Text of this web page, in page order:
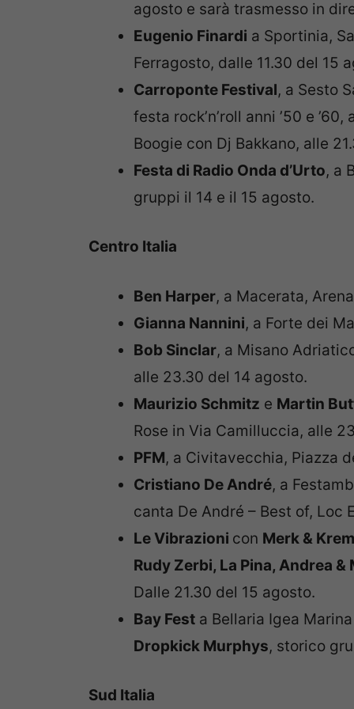
agosto e sarà trasmesso in
Eugenio Finardi a Sportinia,
Ferragosto, dalle 11.30 del 15
Carroponte Festival, a Sesto
festa rock’n’roll anni ’50 e
Boogie con Dj Bakkano, alle
Festa di Radio Onda d’Urto, a
gruppi il 14 e il 15 agosto.
Centro Italia
Ben Harper, a Macerata,
Gianna Nannini, a Forte dei
Bob Sinclar, a Misano
alle 23.30 del 14 agosto.
Maurizio Schmitz e Martin
Rose in Via Camilluccia, alle
PFM, a Civitavecchia, Piazza
Cristiano De André, a
canta De André – Best of, Loc
Le Vibrazioni con Merk &
Rudy Zerbi, La Pina, Andrea &
Dalle 21.30 del 15 agosto.
Bay Fest a Bellaria Igea
Dropkick Murphys, storico
Sud Italia